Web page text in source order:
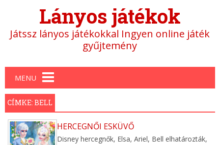
Lányos játékok
Játssz lányos játékokkal Ingyen online játék
gyűjtemény
Main menu
MENU
CÍMKE: BELL
HERCEGNŐI ESKÜVŐ
Disney hercegnők, Elsa, Ariel, Bell elhatározták,